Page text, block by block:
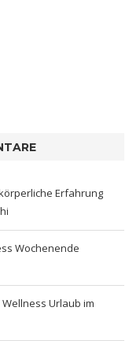
Erfahrung
Wochenende
Urlaub im